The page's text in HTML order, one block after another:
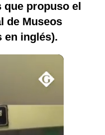
que propuso el
de Museos
en inglés).